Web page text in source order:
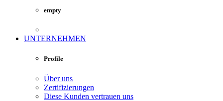
empty
UNTERNEHMEN
Profile
Über uns
Zertifizierungen
Diese Kunden vertrauen uns